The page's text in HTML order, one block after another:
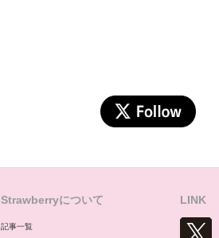
Strawberryについて
記事一覧
LINK